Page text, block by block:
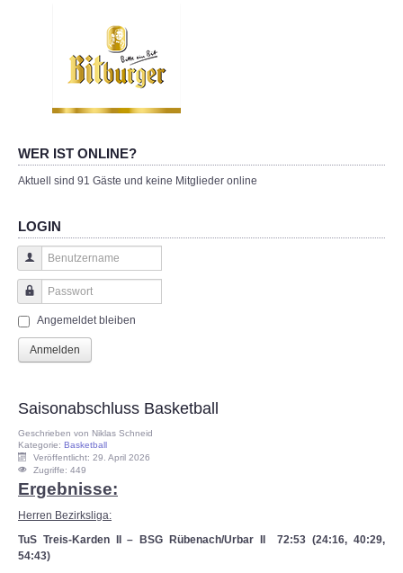
WER IST ONLINE?
Aktuell sind 91 Gäste und keine Mitglieder online
LOGIN
Benutzername
Passwort
Angemeldet bleiben
Anmelden
Saisonabschluss Basketball
Geschrieben von Niklas Schneid
Kategorie: Basketball
Veröffentlicht: 29. April 2026
Zugriffe: 449
Ergebnisse:
Herren Bezirksliga:
TuS Treis-Karden II – BSG Rübenach/Urbar II 72:53 (24:16, 40:29,
54:43)